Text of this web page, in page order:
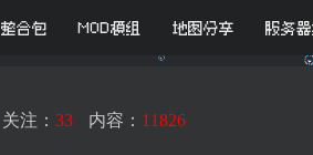
整合包 MOD模组 地图分享 服务
关注： 33 内容： 11826